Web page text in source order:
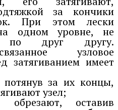
за кончики
При этом лески
одном уровне, не
по друг другу.
узловое
затягиванием имеет
за их концы,
узел;
обрезают, оставив